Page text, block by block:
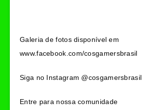
Galeria de fotos disponível em
www.facebook.com/cosgamersbrasil
Siga no Instagram @cosgamersbrasil
Entre para nossa comunidade